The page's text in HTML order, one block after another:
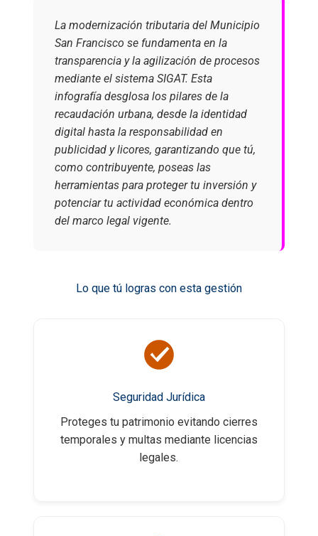
La modernización tributaria del Municipio
San Francisco se fundamenta en la
transparencia y la agilización de procesos
mediante el sistema SIGAT. Esta
infografía desglosa los pilares de la
recaudación urbana, desde la identidad
digital hasta la responsabilidad en
publicidad y licores, garantizando que tú,
como contribuyente, poseas las
herramientas para proteger tu inversión y
potenciar tu actividad económica dentro
del marco legal vigente.
Lo que tú logras con esta gestión
Seguridad Jurídica
Proteges tu patrimonio evitando cierres
temporales y multas mediante licencias
legales.